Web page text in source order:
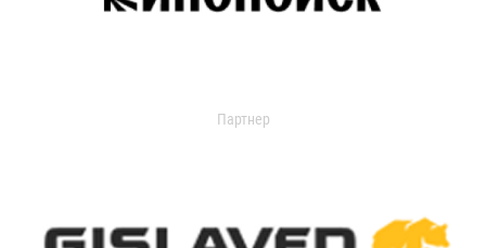
Партнер